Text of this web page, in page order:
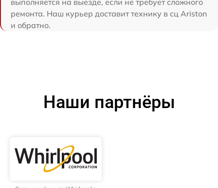
выполняется на выезде, если не требует сложного
ремонта. Наш курьер доставит технику в сц Ariston
и обратно.
Наши партнёры